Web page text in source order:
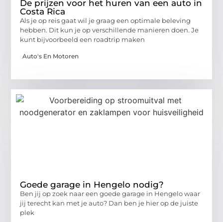
De prijzen voor het huren van een auto in
Costa Rica
Als je op reis gaat wil je graag een optimale beleving
hebben. Dit kun je op verschillende manieren doen. Je
kunt bijvoorbeeld een roadtrip maken
Auto's En Motoren
Goede garage in Hengelo nodig?
Ben jij op zoek naar een goede garage in Hengelo waar
jij terecht kan met je auto? Dan ben je hier op de juiste
plek